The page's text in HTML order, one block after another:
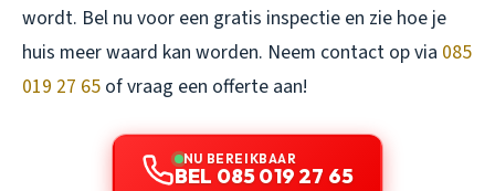
wordt. Bel nu voor een gratis inspectie en zie hoe je
huis meer waard kan worden. Neem contact op via 085
019 27 65 of vraag een offerte aan!
NU BEREIKBAAR
BEL 085 019 27 65